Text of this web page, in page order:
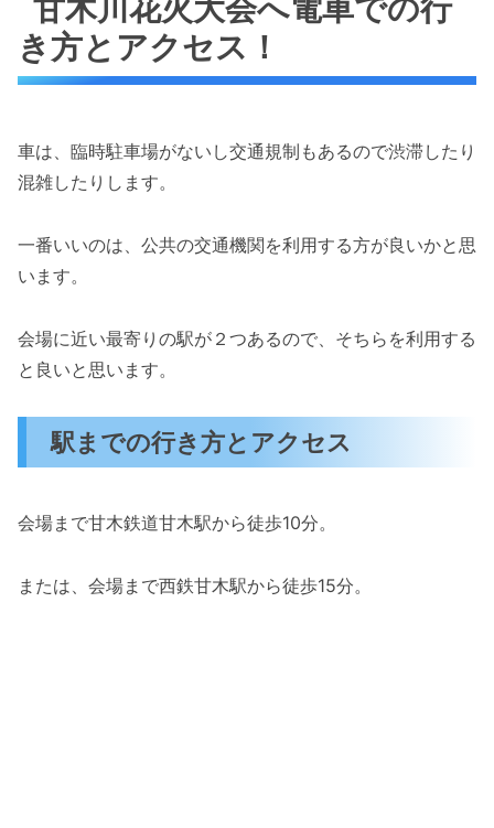
甘木川花火大会へ電車での行
き方とアクセス！
車は、臨時駐車場がないし交通規制もあるので渋滞したり
混雑したりします。
一番いいのは、公共の交通機関を利用する方が良いかと思
います。
会場に近い最寄りの駅が２つあるので、そちらを利用する
と良いと思います。
駅までの行き方とアクセス
会場まで甘木鉄道甘木駅から徒歩10分。
または、会場まで西鉄甘木駅から徒歩15分。